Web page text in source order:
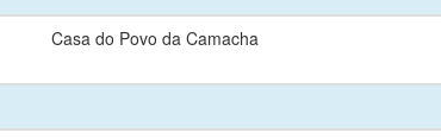
Casa do Povo da Camacha